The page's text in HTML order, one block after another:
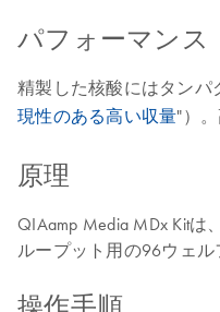
パフォーマンス
精製した核酸にはタン
現性のある高い収量"）
原理
QIAamp Media MDx Kit
ループット用の96ウェ